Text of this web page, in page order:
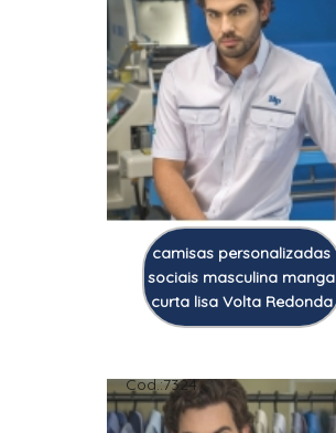
camisas personalizadas
sociais masculina manga
curta lisa Volta Redonda
Cod.:7324